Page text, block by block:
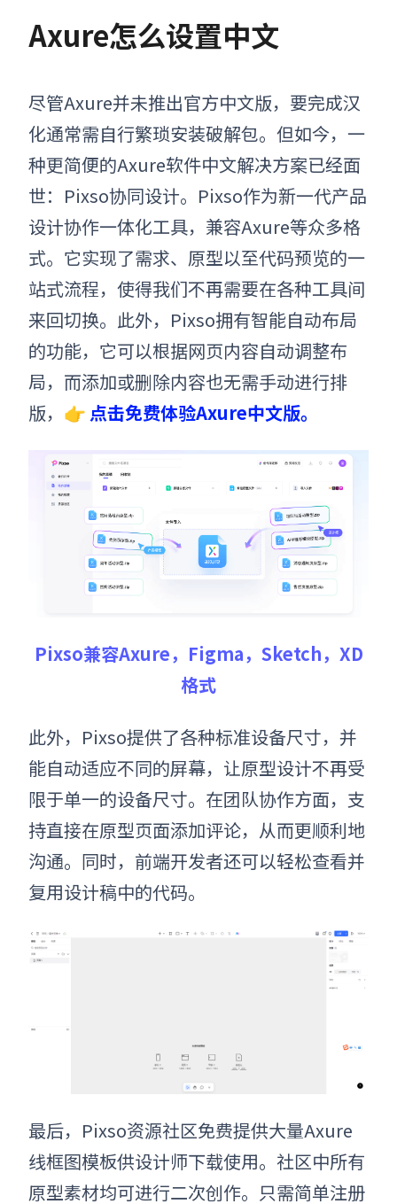
Axure怎么设置中文
尽管Axure并未推出官方中文版，要完成汉
化通常需自行繁琐安装破解包。但如今，一
种更简便的Axure软件中文解决方案已经面
世：Pixso协同设计。Pixso作为新一代产品
设计协作一体化工具，兼容Axure等众多格
式。它实现了需求、原型以至代码预览的一
站式流程，使得我们不再需要在各种工具间
来回切换。此外，Pixso拥有智能自动布局
的功能，它可以根据网页内容自动调整布
局，而添加或删除内容也无需手动进行排
版，👉 点击免费体验Axure中文版。
Pixso兼容Axure，Figma，Sketch，XD
格式
此外，Pixso提供了各种标准设备尺寸，并
能自动适应不同的屏幕，让原型设计不再受
限于单一的设备尺寸。在团队协作方面，支
持直接在原型页面添加评论，从而更顺利地
沟通。同时，前端开发者还可以轻松查看并
复用设计稿中的代码。
最后，Pixso资源社区免费提供大量Axure
线框图模板供设计师下载使用。社区中所有
原型素材均可进行二次创作。只需简单注册